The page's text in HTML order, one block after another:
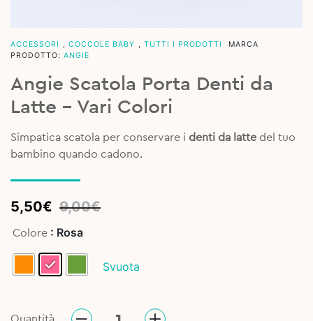
ACCESSORI COCCOLE BABY TUTTI I PRODOTTI
MARCA
PRODOTTO: ANGIE
Angie Scatola Porta Denti da
Latte – Vari Colori
Simpatica scatola per conservare i denti da latte del tuo
bambino quando cadono.
9,00€
Original
was:
9,00€.
5,50€
Current
is:
5,50€.
Colore : Rosa
Svuota
Quantità